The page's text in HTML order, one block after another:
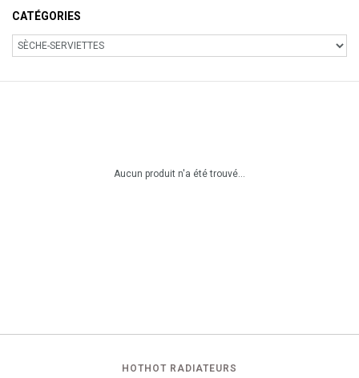
CATÉGORIES
Aucun produit n'a été trouvé...
HOTHOT RADIATEURS